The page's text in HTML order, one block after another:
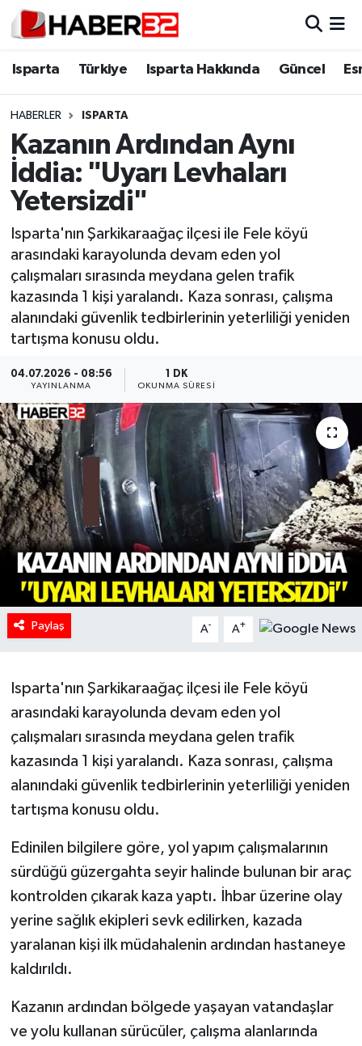
Isparta Türkiye Isparta Hakkında Güncel
HABERLER ISPARTA
Kazanın Ardından Aynı
İddia: "Uyarı Levhaları
Yetersizdi"
Isparta'nın Şarkikaraağaç ilçesi ile Fele köyü
arasındaki karayolunda devam eden yol
çalışmaları sırasında meydana gelen trafik
kazasında 1 kişi yaralandı. Kaza sonrası, çalışma
alanındaki güvenlik tedbirlerinin yeterliliği yeniden
tartışma konusu oldu.
04.07.2026 - 08:56
YAYINLANMA
1 DK
OKUNMA SÜRESI
Paylaş A- A+
Isparta'nın Şarkikaraağaç ilçesi ile Fele köyü
arasındaki karayolunda devam eden yol
çalışmaları sırasında meydana gelen trafik
kazasında 1 kişi yaralandı. Kaza sonrası, çalışma
alanındaki güvenlik tedbirlerinin yeterliliği yeniden
tartışma konusu oldu.
Edinilen bilgilere göre, yol yapım çalışmalarının
sürdüğü güzergahta seyir halinde bulunan bir araç
kontrolden çıkarak kaza yaptı. İhbar üzerine olay
yerine sağlık ekipleri sevk edilirken, kazada
yaralanan kişi ilk müdahalenin ardından hastaneye
kaldırıldı.
Kazanın ardından bölgede yaşayan vatandaşlar
ve yolu kullanan sürücüler, çalışma alanlarında
Isparta
Esnaf Diyor ki;
ASAYİŞ
BİLİM VE TEKNOLOJİ
EĞİTİM
GENEL
Güncel
HABERDE İNSAN
İlginç
KÜLTÜR SANAT
MAGAZİN
Oyun
POLİTİKA
RESMİ İLANLAR
SAĞLIK
Spor
Tarihi Yapılarımız
Teknoloji
Türkiye
İletişim
Künye
Isparta Nöbetçi Eczaneler
Isparta Trafik Yoğunluk Haritası
Süper Lig Puan Durumu ve Fikstür
Tüm Manşetler
Son Dakika Haberleri
Haber Arşivi